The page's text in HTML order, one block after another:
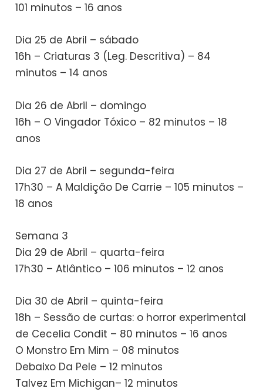
101 minutos – 16 anos
Dia 25 de Abril – sábado
16h – Criaturas 3 (Leg. Descritiva) – 84
minutos – 14 anos
Dia 26 de Abril – domingo
16h – O Vingador Tóxico – 82 minutos – 18
anos
Dia 27 de Abril – segunda-feira
17h30 – A Maldição De Carrie – 105 minutos –
18 anos
Semana 3
Dia 29 de Abril – quarta-feira
17h30 – Atlântico – 106 minutos – 12 anos
Dia 30 de Abril – quinta-feira
18h – Sessão de curtas: o horror experimental
de Cecelia Condit – 80 minutos – 16 anos
O Monstro Em Mim – 08 minutos
Debaixo Da Pele – 12 minutos
Talvez Em Michigan– 12 minutos